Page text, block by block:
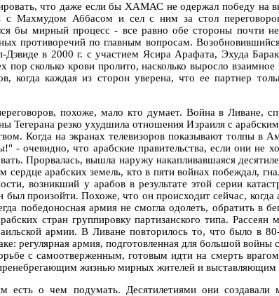
что даже если бы ХАМАС не одержал победу на
с Махмудом Аббасом и сел с ним за стол
бы мирный процесс - все равно обе стороны почти
противоречий по главным вопросам.
в 2000 г. с участием Ясира Арафата, Эхуда
пор сколько крови пролито, насколько выросло
когда каждая из сторон уверена, что ее партнер
похоже, мало кто думает. Война в Ливане,
Тегерана резко ухудшила отношения Израиля с
Когда на экранах телевизоров показывают толпы в
- очевидно, что арабские правительства, если они не
Прорвалась, вышла наружу накапливавшаяся
сердце арабских земель, кто в пяти войнах побеждал,
возникший у арабов в результате этой серии
был произойти. Похоже, что он происходит сейчас, когда
победоносная армия не смогла одолеть, обратить в
стран группировку партизанского типа.
армии. В Ливане повторилось то, что было в
регулярная армия, подготовленная для большой войны
с самоотверженным, готовым идти на смерть
жизнью мирных жителей и выставляющим
есть о чем подумать. Десятилетиями они